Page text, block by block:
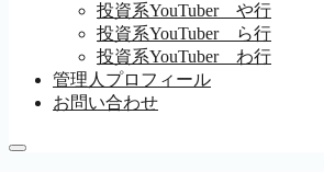
投資系YouTuber や行
投資系YouTuber ら行
投資系YouTuber わ行
管理人プロフィール
お問い合わせ